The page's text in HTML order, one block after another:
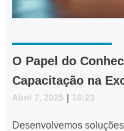
O Papel do
Capacitação na
Abril 7, 2025 16:23
Desenvolvemos